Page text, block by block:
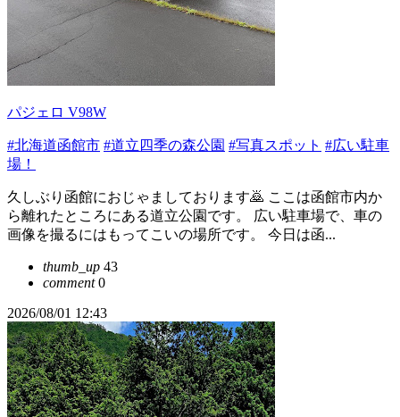
パジェロ V98W
#北海道函館市 #道立四季の森公園 #写真スポット #広い駐車
場！
久しぶり函館におじゃましております🙇 ここは函館市内か
ら離れたところにある道立公園です。 広い駐車場で、車の
画像を撮るにはもってこいの場所です。 今日は函...
thumb_up 43
comment0
2026/08/01 12:43